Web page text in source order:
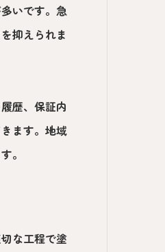
いです。急
抑えられま
歴、保証内
ます。地域
。
な工程で塗